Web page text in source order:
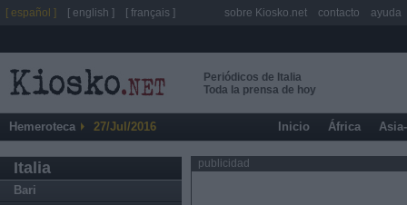
Periódicos de Italia
Toda la prensa de hoy
Hemeroteca 27/Jul/2016 Inicio África
Italia
Bari
publicidad
[ español ] [ english ] [ français ] sobre Kiosko.net contacto ayuda